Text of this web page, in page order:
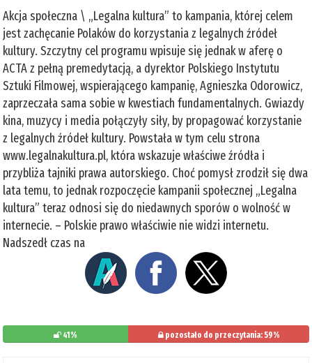
Akcja społeczna \ „Legalna kultura” to kampania, której celem
jest zachęcanie Polaków do korzystania z legalnych źródeł
kultury. Szczytny cel programu wpisuje się jednak w aferę o
ACTA z pełną premedytacją, a dyrektor Polskiego Instytutu
Sztuki Filmowej, wspierającego kampanię, Agnieszka Odorowicz,
zaprzeczała sama sobie w kwestiach fundamentalnych. Gwiazdy
kina, muzycy i media połączyły siły, by propagować korzystanie
z legalnych źródeł kultury. Powstała w tym celu strona
www.legalnakultura.pl, która wskazuje właściwe źródła i
przybliża tajniki prawa autorskiego. Choć pomysł zrodził się dwa
lata temu, to jednak rozpoczęcie kampanii społecznej „Legalna
kultura” teraz odnosi się do niedawnych sporów o wolność w
internecie. – Polskie prawo właściwie nie widzi internetu.
Nadszedł czas na
41% pozostało do przeczytania: 59%